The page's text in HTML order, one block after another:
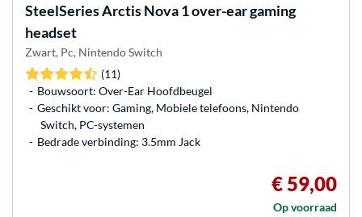
SteelSeriesArctis Nova 1 over-ear gaming
headset
Zwart, Pc, Nintendo Switch
(11)
Bouwsoort: Over-Ear Hoofdbeugel
Geschikt voor: Gaming, Mobiele telefoons, Nintendo
Switch, PC-systemen
Bedrade verbinding: 3.5mm Jack
€ 59,00
Op voorraad